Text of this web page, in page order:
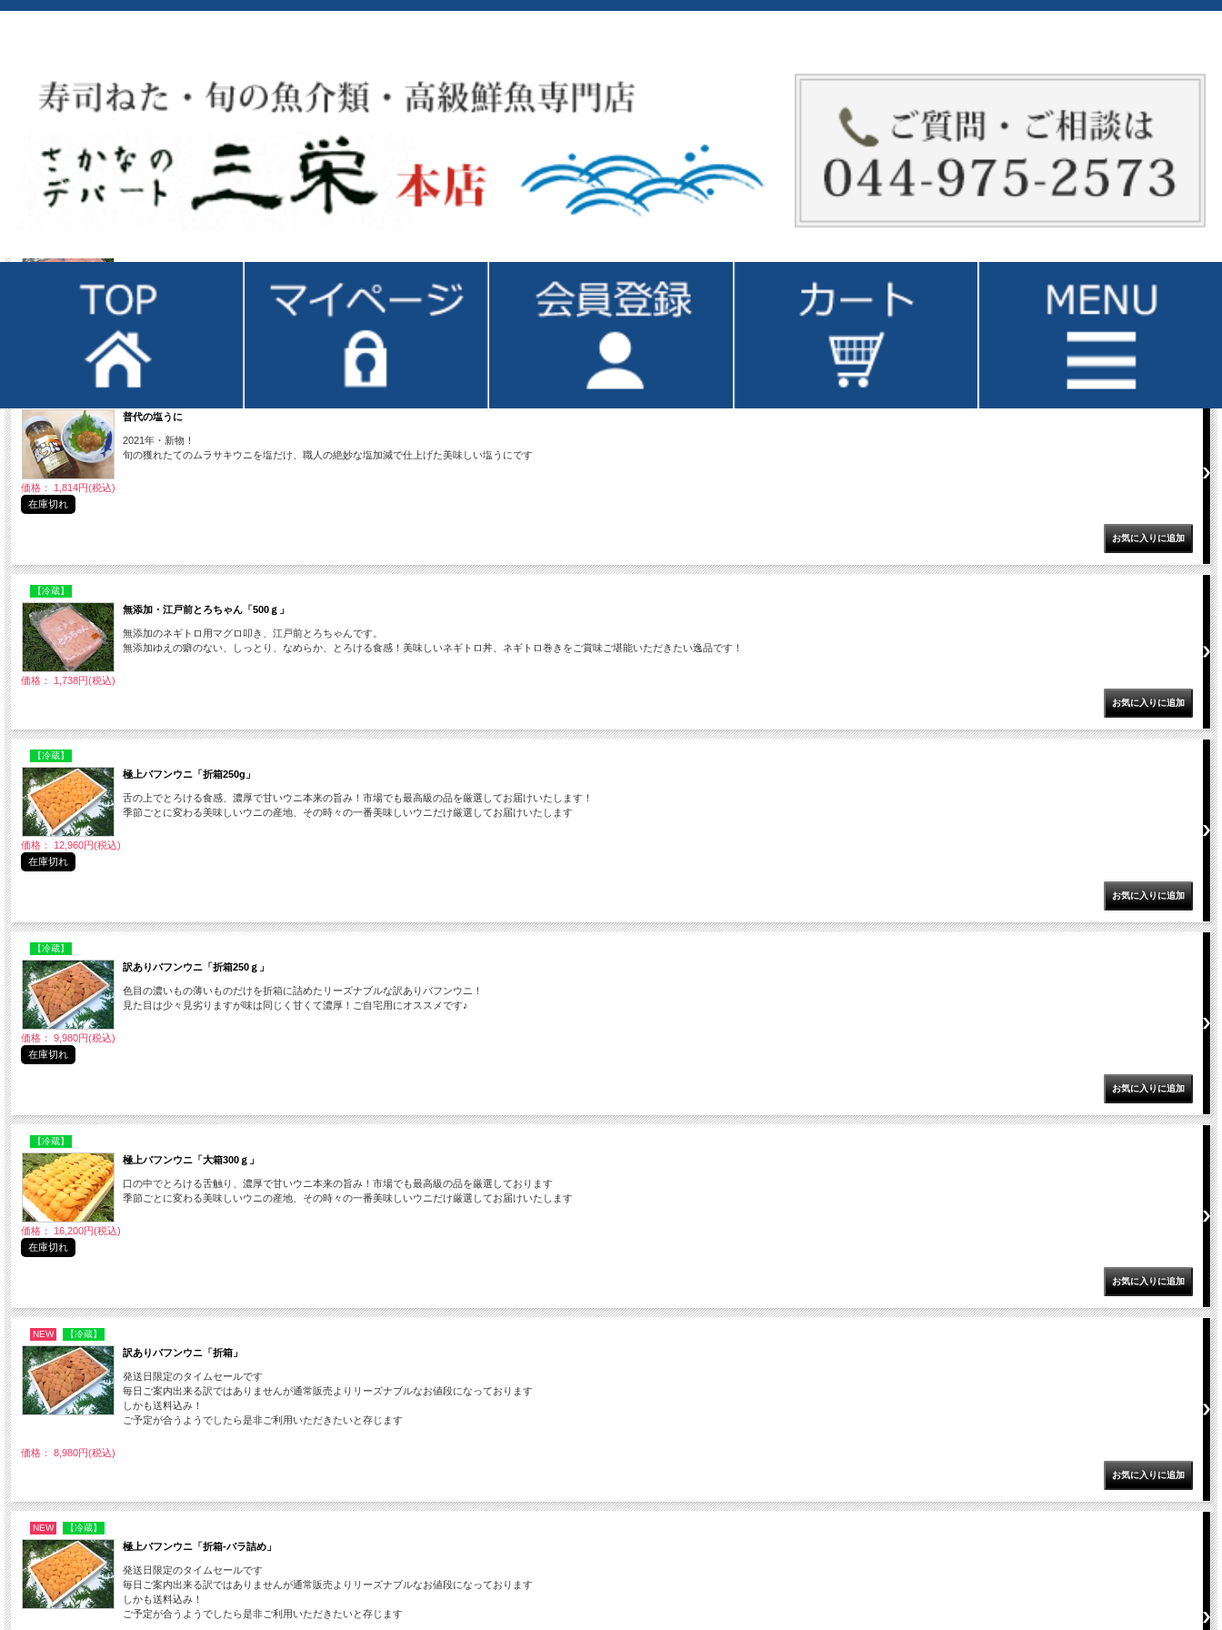
1位
無添加ゆえの癖のない、しっとり、なめらか、とろける食感！美味しいネギトロ丼、ネギトロ巻きをご賞味ご堪能いただきたい逸品です！
普代の塩うに
2021年・新物！
旬の獲れたてのムラサキウニを塩だけ、職人の絶妙な塩加減で仕上げた美味しい塩うにです
価格： 1,814円(税込)
在庫切れ
【冷蔵】
無添加・江戸前とろちゃん「500ｇ」
無添加のネギトロ用マグロ叩き、江戸前とろちゃんです。
無添加ゆえの癖のない、しっとり、なめらか、とろける食感！美味しいネギトロ丼、ネギトロ巻きをご賞味ご堪能いただきたい逸品です！
価格： 1,738円(税込)
【冷蔵】
極上バフンウニ「折箱250g」
舌の上でとろける食感、濃厚で甘いウニ本来の旨み！市場でも最高級の品を厳選してお届けいたします！
季節ごとに変わる美味しいウニの産地、その時々の一番美味しいウニだけ厳選してお届けいたします
価格： 12,960円(税込)
在庫切れ
【冷蔵】
訳ありバフンウニ「折箱250ｇ」
色目の濃いもの薄いものだけを折箱に詰めたリーズナブルな訳ありバフンウニ！
見た目は少々見劣りますが味は同じく甘くて濃厚！ご自宅用にオススメです♪
価格： 9,980円(税込)
在庫切れ
【冷蔵】
極上バフンウニ「大箱300ｇ」
口の中でとろける舌触り、濃厚で甘いウニ本来の旨み！市場でも最高級の品を厳選しております
季節ごとに変わる美味しいウニの産地、その時々の一番美味しいウニだけ厳選してお届けいたします
価格： 16,200円(税込)
在庫切れ
NEW 【冷蔵】
訳ありバフンウニ「折箱」
発送日限定のタイムセールです
毎日ご案内出来る訳ではありませんが通常販売よりリーズナブルなお値段になっております
しかも送料込み！
ご予定が合うようでしたら是非ご利用いただきたいと存じます
価格： 8,980円(税込)
NEW 【冷蔵】
極上バフンウニ「折箱-バラ詰め」
発送日限定のタイムセールです
毎日ご案内出来る訳ではありませんが通常販売よりリーズナブルなお値段になっております
しかも送料込み！
ご予定が合うようでしたら是非ご利用いただきたいと存じます